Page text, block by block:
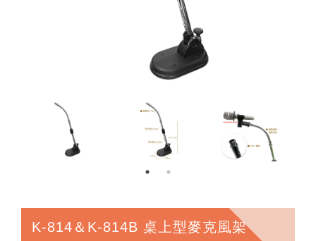
K-814＆K-814B 桌上型麥克風架